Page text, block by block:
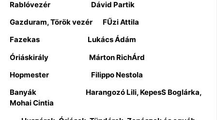
Rablóvezér Dávid Partik
Gazduram, Török vezér FŰzi Attila
Fazekas Lukács Ádám
Óriáskirály Márton RichÁrd
Hopmester Filippo Nestola
Banyák Harangozó Lili, KepesS Boglárka,
Mohai Cintia